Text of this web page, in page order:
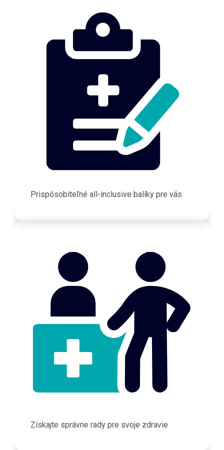
Prispôsobiteľné all-inclusive balíky pre vás
Získajte správne rady pre svoje zdravie